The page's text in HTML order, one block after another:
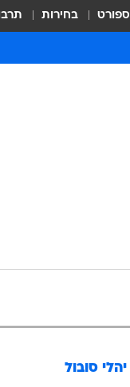
ספורט בחירות
יהלי סובול